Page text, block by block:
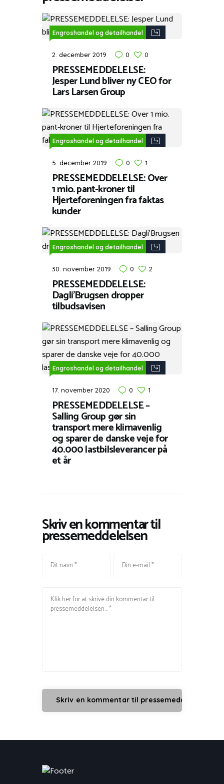
Engroshandel og detailhandel
2. december 2019 0 0
PRESSEMEDDELELSE:
Jesper Lund bliver ny CEO for
Lars Larsen Group
Engroshandel og detailhandel
5. december 2019 0 1
PRESSEMEDDELELSE: Over
1 mio. pant-kroner til
Hjerteforeningen fra faktas
kunder
Engroshandel og detailhandel
30. november 2019 0 2
PRESSEMEDDELELSE:
Dagli’Brugsen dropper
tilbudsavisen
Engroshandel og detailhandel
17. november 2020 0 1
PRESSEMEDDELELSE –
Salling Group gør sin
transport mere klimavenlig
og sparer de danske veje for
40.000 lastbilsleverancer på
et år
Skriv en kommentar til
pressemeddelelsen